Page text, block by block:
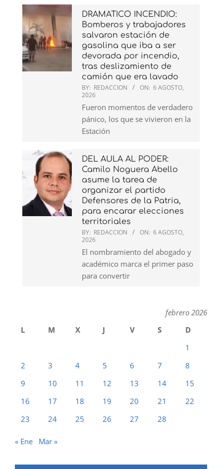
DRAMATICO INCENDIO:
Bomberos y trabajadores
salvaron estación de
gasolina que iba a ser
devorada por incendio,
tras deslizamiento de
camión que era lavado
BY: REDACCION ON: 6 AGOSTO,
2026
Fueron momentos de verdadero
pánico, los que se vivieron en la
Estación
DEL AULA AL PODER:
Camilo Noguera Abello
asume la tarea de
organizar el partido
Defensores de la Patria,
para encarar elecciones
territoriales
BY: REDACCION ON: 6 AGOSTO,
2026
El nombramiento del abogado y
académico marca el primer paso
para convertir
febrero 2026
L
M X J V S
D
1
2
3 4 5 6 7
8
9
10 11 12 13 14
15
16
17 18 19 20 21
22
23
24 25 26 27 28
« Ene Mar »